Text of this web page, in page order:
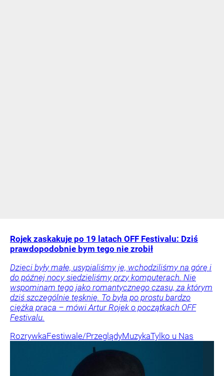
Rojek zaskakuje po 19 latach OFF Festivalu: Dziś
prawdopodobnie bym tego nie zrobił
Dzieci były małe, usypialiśmy je, wchodziliśmy na górę i
do późnej nocy siedzieliśmy przy komputerach. Nie
wspominam tego jako romantycznego czasu, za którym
dziś szczególnie tęsknię. To była po prostu bardzo
ciężka praca – mówi Artur Rojek o początkach OFF
Festivalu.
RozrywkaFestiwale/PrzeglądyMuzykaTylko u Nas